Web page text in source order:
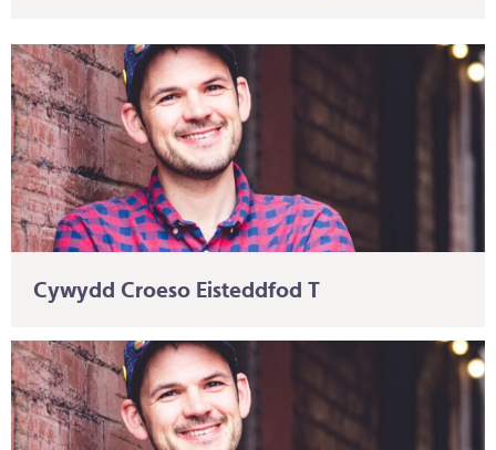
Cywydd Croeso Eisteddfod T